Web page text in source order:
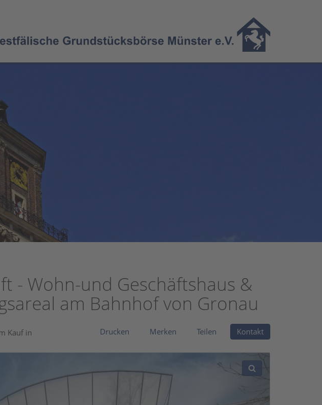
- Wohn-und Geschäftshaus &
am Bahnhof von Gronau
Kauf in
Drucken Merken Teilen Kontakt